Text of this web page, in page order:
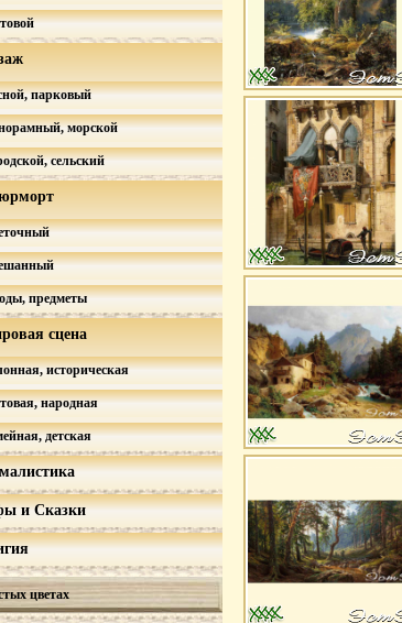
парковый
морской
сельский
предметы
сцена
историческая
народная
детская
и Сказки
цветах